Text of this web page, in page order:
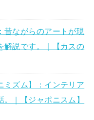
昔ながらのアートが現
解説です。｜【カスの
ミズム】：インテリア
｜【ジャポニスム】